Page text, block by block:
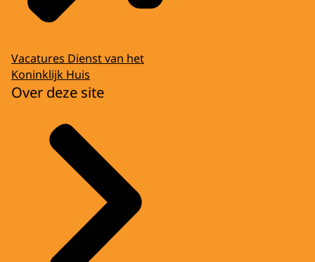
Vacatures Dienst van het
Koninklijk Huis
Over deze site